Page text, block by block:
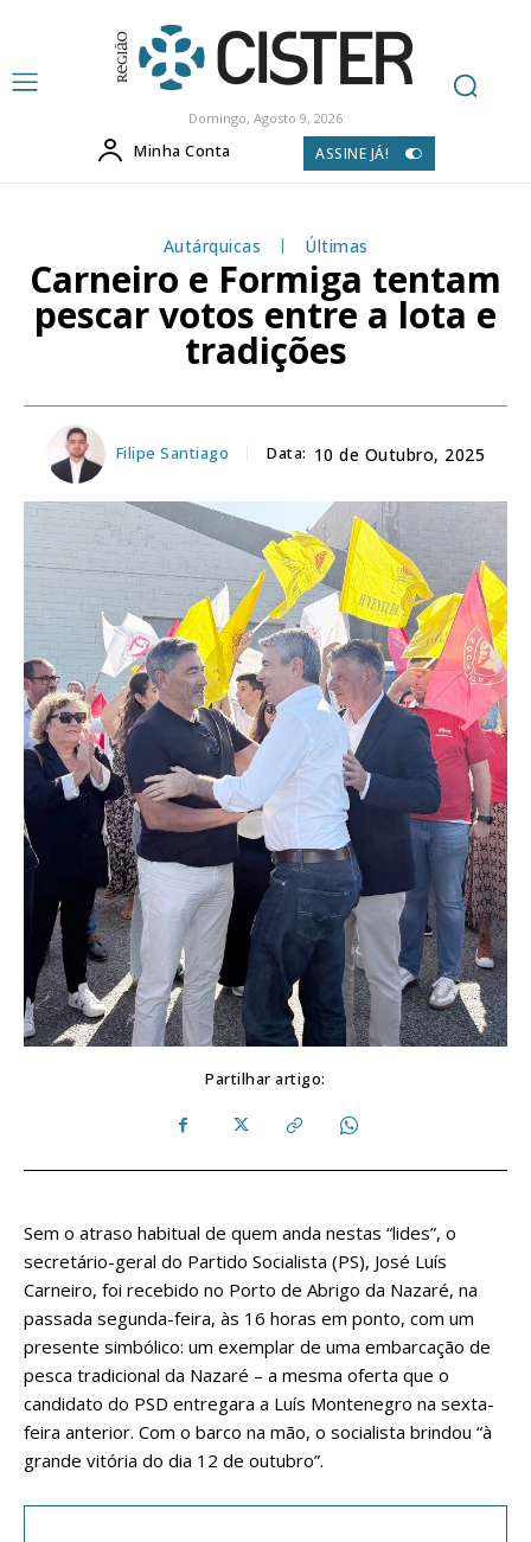
Domingo, Agosto 9, 2026
Minha Conta ASSINE JÁ!
Autárquicas Últimas
Carneiro e Formiga tentam
pescar votos entre a lota e
tradições
Filipe Santiago Data: 10 de Outubro, 2025
Partilhar artigo:
Sem o atraso habitual de quem anda nestas “lides”, o
secretário-geral do Partido Socialista (PS), José Luís
Carneiro, foi recebido no Porto de Abrigo da Nazaré, na
passada segunda-feira, às 16 horas em ponto, com um
presente simbólico: um exemplar de uma embarcação de
pesca tradicional da Nazaré – a mesma oferta que o
candidato do PSD entregara a Luís Montenegro na sexta-
feira anterior. Com o barco na mão, o socialista brindou “à
grande vitória do dia 12 de outubro”.